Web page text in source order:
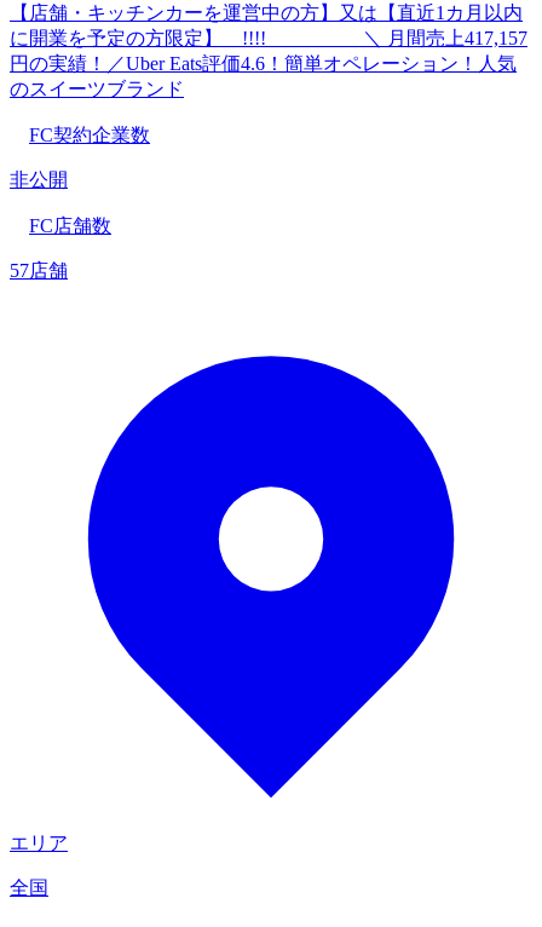
【店舗・キッチンカーを運営中の方】又は【直近1カ月以内
に開業を予定の方限定】 !!!! ＼ 月間売上417,157
円の実績！／Uber Eats評価4.6！簡単オペレーション！人気
のスイーツブランド
FC契約企業数
非公開
FC店舗数
57店舗
エリア
全国